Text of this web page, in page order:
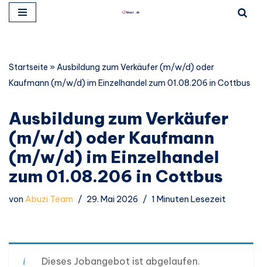
springen
Startseite »Ausbildung zum Verkäufer (m/w/d) oder
Kaufmann (m/w/d) im Einzelhandel zum 01.08.206 in Cottbus
Ausbildung zum Verkäufer
(m/w/d) oder Kaufmann
(m/w/d) im Einzelhandel
zum 01.08.206 in Cottbus
vonAbuzi Team 29. Mai 2026 1 Minuten Lesezeit
Dieses Jobangebot ist abgelaufen.